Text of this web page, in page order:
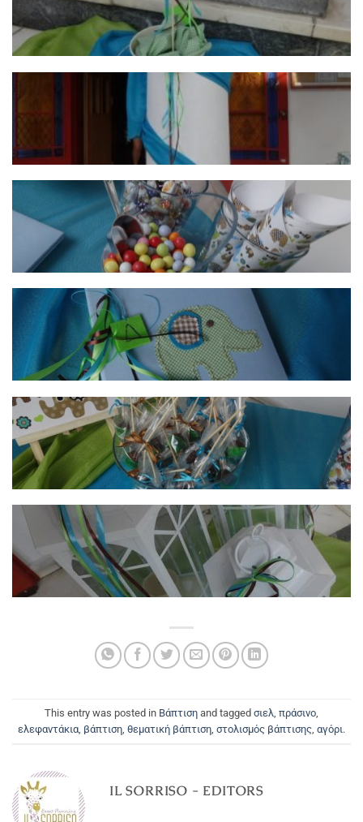
This entry was posted in Βάπτιση and tagged σιελ πράσινο
ελεφαντάκια βάπτιση θεματική βάπτιση στολισμός βάπτισης αγόρι.
IL SORRISO - EDITORS